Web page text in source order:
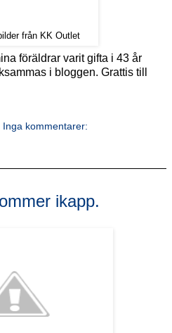
från KK Outlet
föräldrar varit gifta i 43 år
i bloggen. Grattis till
Inga kommentarer:
ikapp.